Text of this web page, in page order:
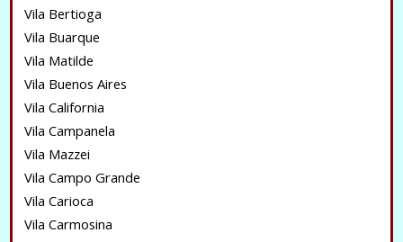
Vila Bertioga
Vila Buarque
Vila Matilde
Vila Buenos Aires
Vila California
Vila Campanela
Vila Mazzei
Vila Campo Grande
Vila Carioca
Vila Carmosina